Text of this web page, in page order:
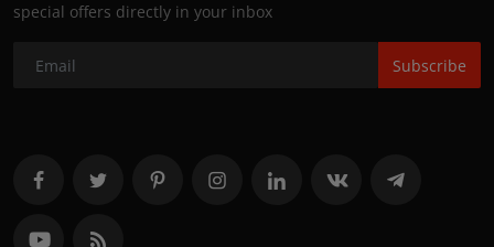
special offers directly in your inbox
Subscribe